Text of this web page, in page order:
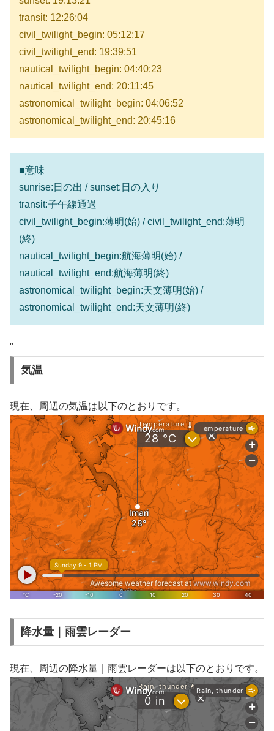
transit: 12:26:04
civil_twilight_begin: 05:12:17
civil_twilight_end: 19:39:51
nautical_twilight_begin: 04:40:23
nautical_twilight_end: 20:11:45
astronomical_twilight_begin: 04:06:52
astronomical_twilight_end: 20:45:16
■意味
sunrise:日の出 / sunset:日の入り
transit:子午線通過
civil_twilight_begin:薄明(始) / civil_twilight_end:薄明
(終)
nautical_twilight_begin:航海薄明(始) /
nautical_twilight_end:航海薄明(終)
astronomical_twilight_begin:天文薄明(始) /
astronomical_twilight_end:天文薄明(終)
"
気温
現在、周辺の気温は以下のとおりです。
降水量｜雨雲レーダー
現在、周辺の降水量｜雨雲レーダーは以下のとおりです。